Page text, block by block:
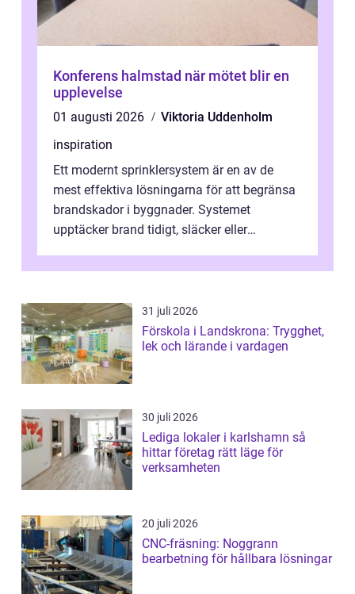
Konferens halmstad när mötet blir en
upplevelse
01 augusti 2026
Viktoria Uddenholm
inspiration
Ett modernt sprinklersystem är en av de
mest effektiva lösningarna för att begränsa
brandskador i byggnader. Systemet
upptäcker brand tidigt, släcker eller
31 juli 2026
Förskola i Landskrona: Trygghet,
lek och lärande i vardagen
30 juli 2026
Lediga lokaler i karlshamn så
hittar företag rätt läge för
verksamheten
20 juli 2026
CNC-fräsning: Noggrann
bearbetning för hållbara lösningar